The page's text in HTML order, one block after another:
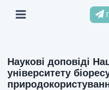
Наукові доповіді
університету